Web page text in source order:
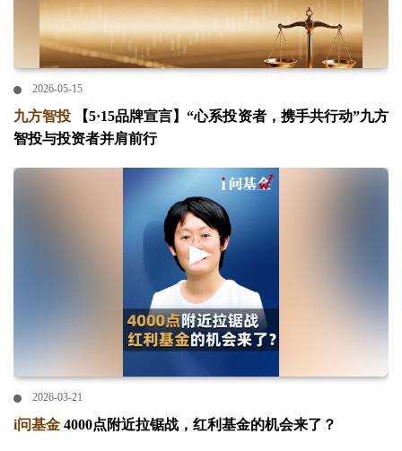
2026-05-15
九方智投
【5·15品牌宣言】“心系投资者，携手共行动”九方
智投与投资者并肩前行
2026-03-21
i问基金 4000点附近拉锯战，红利基金的机会来了？